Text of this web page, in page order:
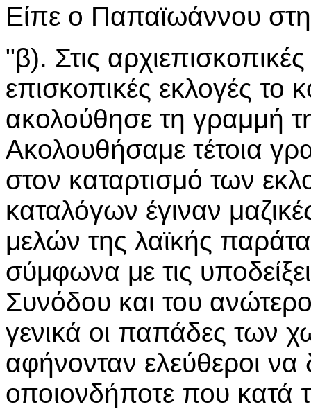
Είπε ο Παπαϊωάννου
"β). Στις αρχιεπισκοπικές
επισκοπικές εκλογές το
ακολούθησε τη γραμμή
Ακολουθήσαμε τέτοια
στον καταρτισμό των
καταλόγων έγιναν
μελών της λαϊκής
σύμφωνα με τις
Συνόδου και του
γενικά οι παπάδες των
αφήνονταν ελεύθεροι να
οποιονδήποτε που κατά